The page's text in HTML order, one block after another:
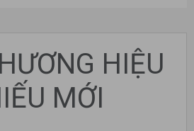
HIỆU
MỚI